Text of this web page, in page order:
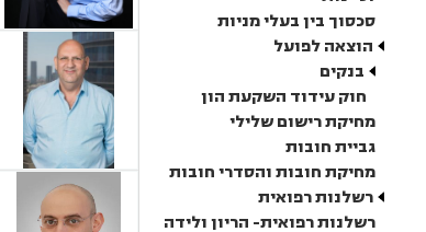
סכסוך בין בעלי מניות
הוצאה לפועל
בנקים
חוק עידוד השקעת הון
מחיקת רישום שלילי
גביית חובות
מחיקת חובות והסדרי חובות
רשלנות רפואית
רשלנות רפואית- הריון ולידה